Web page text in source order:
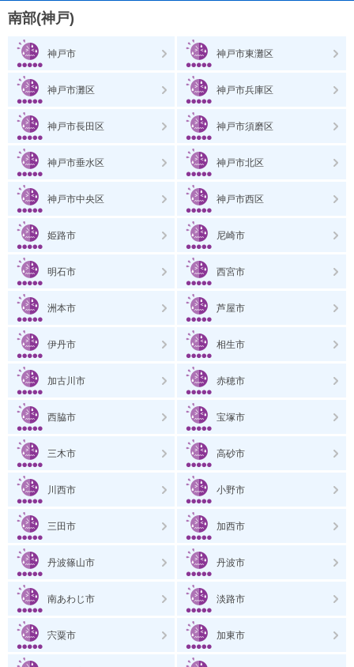
南部(神戸)
神戸市 神戸市東灘区
神戸市灘区 神戸市兵庫区
神戸市長田区 神戸市須磨区
神戸市垂水区 神戸市北区
神戸市中央区 神戸市西区
姫路市 尼崎市
明石市 西宮市
洲本市 芦屋市
伊丹市 相生市
加古川市 赤穂市
西脇市 宝塚市
三木市 高砂市
川西市 小野市
三田市 加西市
丹波篠山市 丹波市
南あわじ市 淡路市
宍粟市 加東市